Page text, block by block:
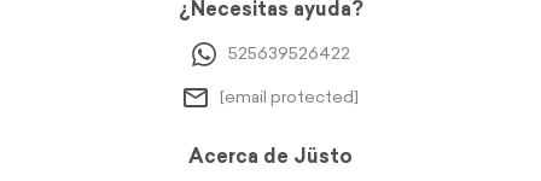
¿Necesitas ayuda?
525639526422
[email protected]
Acerca de Jüsto